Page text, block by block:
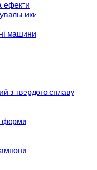
ефекти
машини
з твердого сплаву
форми